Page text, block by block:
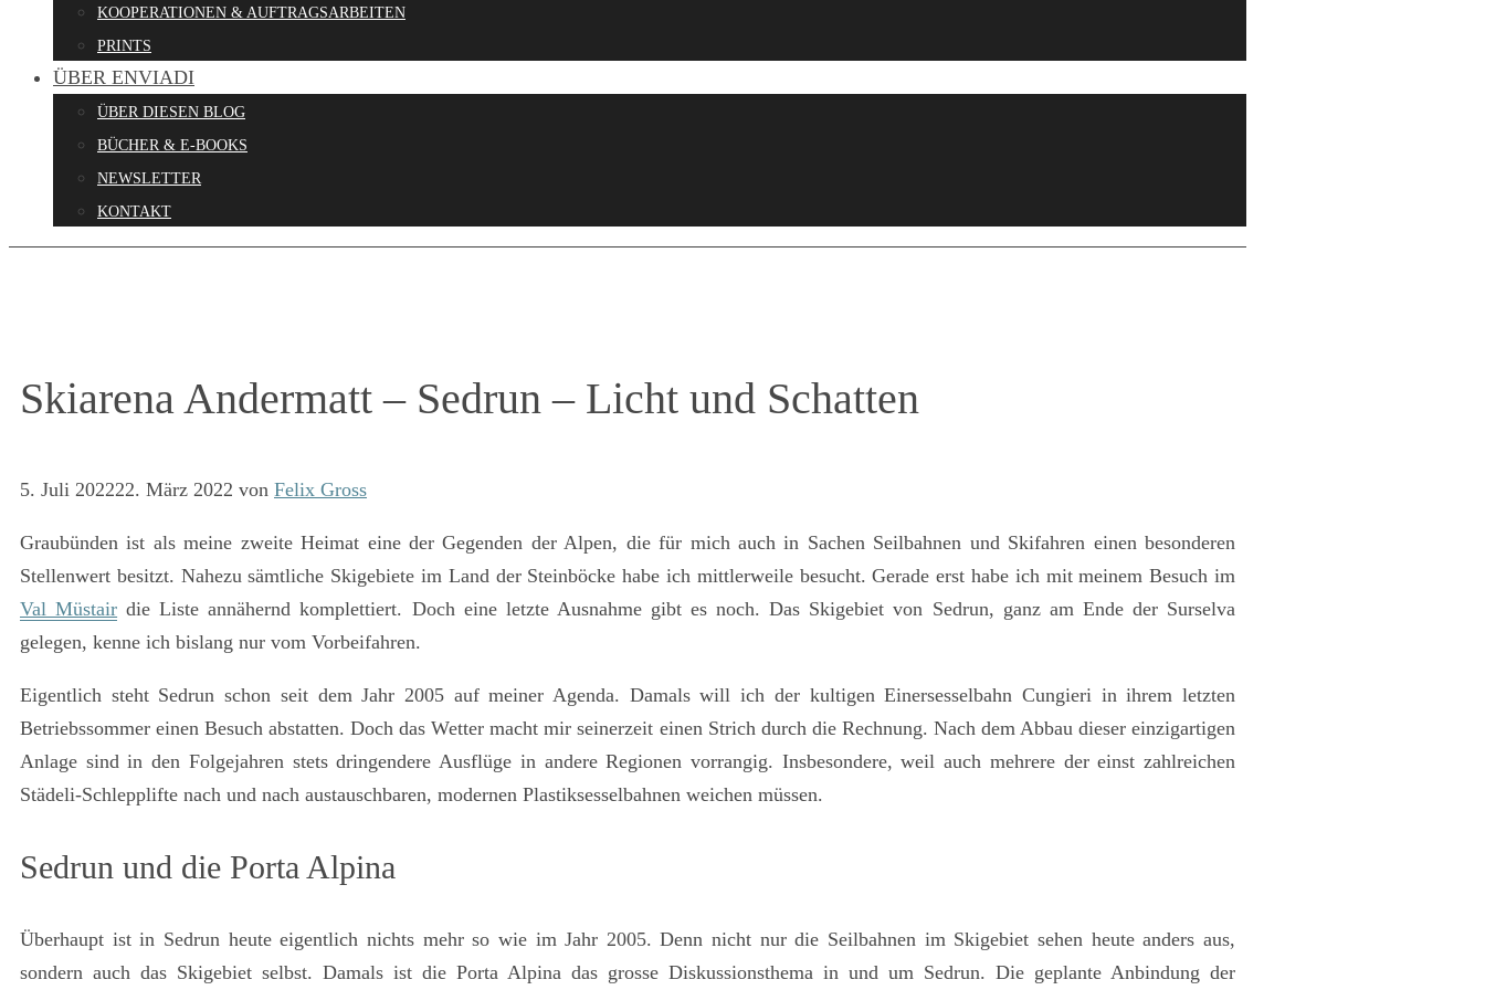
KOOPERATIONEN & AUFTRAGSARBEITEN
PRINTS
ÜBER ENVIADI
ÜBER DIESEN BLOG
BÜCHER & E-BOOKS
NEWSLETTER
KONTAKT
Skiarena Andermatt – Sedrun – Licht und Schatten
5. Juli 202222. März 2022 von Felix Gross
Graubünden ist als meine zweite Heimat eine der Gegenden der Alpen, die für mich auch in Sachen Seilbahnen und Skifahren einen besonderen
Stellenwert besitzt. Nahezu sämtliche Skigebiete im Land der Steinböcke habe ich mittlerweile besucht. Gerade erst habe ich mit meinem Besuch im
Val Müstair die Liste annähernd komplettiert. Doch eine letzte Ausnahme gibt es noch. Das Skigebiet von Sedrun, ganz am Ende der Surselva
gelegen, kenne ich bislang nur vom Vorbeifahren.
Eigentlich steht Sedrun schon seit dem Jahr 2005 auf meiner Agenda. Damals will ich der kultigen Einersesselbahn Cungieri in ihrem letzten
Betriebssommer einen Besuch abstatten. Doch das Wetter macht mir seinerzeit einen Strich durch die Rechnung. Nach dem Abbau dieser einzigartigen
Anlage sind in den Folgejahren stets dringendere Ausflüge in andere Regionen vorrangig. Insbesondere, weil auch mehrere der einst zahlreichen
Städeli-Schlepplifte nach und nach austauschbaren, modernen Plastiksesselbahnen weichen müssen.
Sedrun und die Porta Alpina
Überhaupt ist in Sedrun heute eigentlich nichts mehr so wie im Jahr 2005. Denn nicht nur die Seilbahnen im Skigebiet sehen heute anders aus,
sondern auch das Skigebiet selbst. Damals ist die Porta Alpina das grosse Diskussionsthema in und um Sedrun. Die geplante Anbindung der